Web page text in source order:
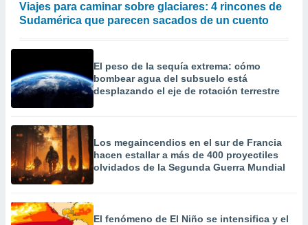
Viajes para caminar sobre glaciares: 4 rincones de
Sudamérica que parecen sacados de un cuento
El peso de la sequía extrema: cómo
bombear agua del subsuelo está
desplazando el eje de rotación terrestre
Los megaincendios en el sur de Francia
hacen estallar a más de 400 proyectiles
olvidados de la Segunda Guerra Mundial
El fenómeno de El Niño se intensifica y el